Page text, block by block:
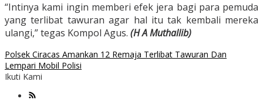
“Intinya kami ingin memberi efek jera bagi para pemuda
yang terlibat tawuran agar hal itu tak kembali mereka
ulangi,” tegas Kompol Agus. (H A Muthallib)
Polsek Ciracas Amankan 12 Remaja Terlibat Tawuran Dan
Lempari Mobil Polisi
Ikuti Kami